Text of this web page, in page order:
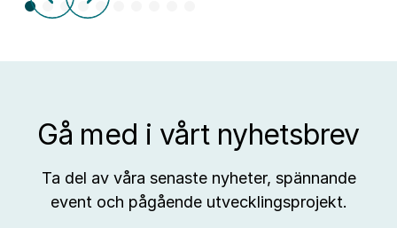
Gå med i vårt nyhetsbrev
Ta del av våra senaste nyheter, spännande
event och pågående utvecklingsprojekt.